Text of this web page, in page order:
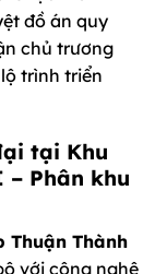
đồ án quy
chủ trương
trình triển
tại Khu
Phân khu
Thuận Thành
với công nghệ